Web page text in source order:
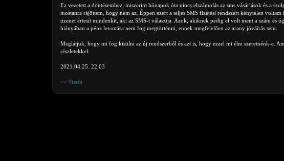
Ez vezetett a döntésemhez, miszerint hónapok óta nincs elszámolás az sms vásárlások és a
mostanra rájöttem, hogy nem az. Éppen ezért a teljes SMS fizetési rendszert kénytelen
üzenet értesít mindenkit, aki az SMS-t választja. Azok, akiknek pedig el volt ment a szám és
hiányában a pénz levonása nem fog megtörténni, ennek megfelelően az arany jóváírás sem.
Meglátjuk, hogy mi fog kisülni az új rendszerből és azt is, hogy ezzel mi élni szeretnénk-e.
részletekkel.
2021.04.25. 22:03
<< Vissza